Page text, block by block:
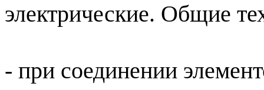
электрические. Общие
- при соединении